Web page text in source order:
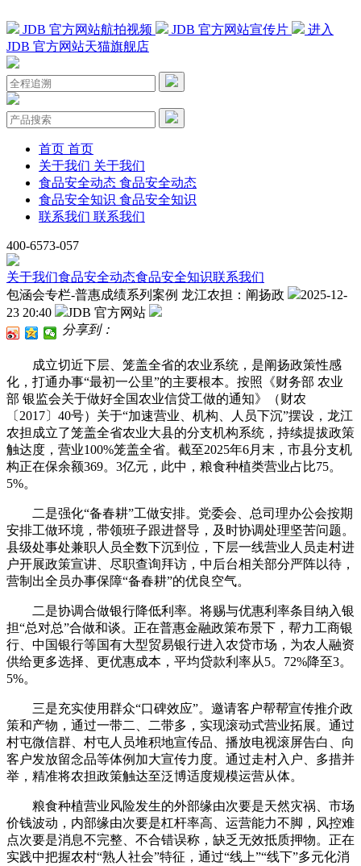
JDB 官方网站航拍视频 JDB 官方网站宣传片
进入
JDB 官方网站天猫旗舰店
首页 首页
关于我们 关于我们
食品安全动态 食品安全动态
食品安全知识 食品安全知识
联系我们 联系我们
400-6573-057
关于我们食品安全动态食品安全知识联系我们
包涵会专栏-普惠成绩系列案例 龙江农担：阐扬政
2025-12-
23 20:40
JDB 官方网站
分享到：
成立切近下层、笼盖全省的农业系统，是阐扬政策性感
化，打通办事“最初一公里”的主要根本。按照《财务部 农业
部 银监会关于做好全国农业信贷工做的通知》（财农
〔2017〕40号）关于“加速营业、机构、人员下沉”摆设，龙江
农担成立了笼盖全省农业大县的分支机构系统，持续提拔政策
触达度，营业100%笼盖全省。截至2025年6月末，市县分支机
构正在保余额369。3亿元，此中，粮食种植类营业占比75。
5%。
二是强化“备春耕”工做安排。党委会、总司理办公会按期
安排工做环境，带领班子跟进督导，及时协调处理坚苦问题。
县级处事处兼职人员全数下沉到位，下层一线营业人员走村进
户开展政策宣讲、尽职查询拜访，中后台相关部分严阵以待，
营制出全员办事保障“备春耕”的优良空气。
二是协调合做银行降低利率。将赐与优惠利率条目纳入银
担“总对总”合做和谈。正在普惠金融政策布景下，帮力工商银
行、中国银行等国有大型贸易银行进入农贷市场，为农人融资
供给更多选择、更优惠成本，平均贷款利率从5。72%降至3。
5%。
三是充实使用群众“口碑效应”。邀请客户帮帮宣传推介政
策和产物，通过一带二、二带多，实现滚动式营业拓展。通过
村屯微信群、村屯人员堆积地宣传品、播放电视滚屏告白、向
客户发放留念品等体例加大宣传力度。通过走村入户、多措并
举，精准将农担政策触达至泛博适度规模运营从体。
粮食种植营业风险发生的外部缘由次要是天然灾祸、市场
价钱波动，内部缘由次要是杠杆率高、运营能力不脚，风控难
点次要是消息不完整、不合错误称，缺乏无效抵质押物。正在
实践中把握农村“熟人社会”特征，通过“线上”“线下”多元化消